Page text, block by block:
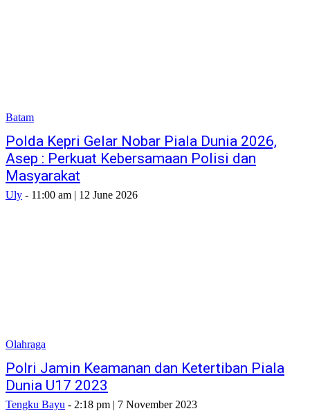
Batam
Polda Kepri Gelar Nobar Piala Dunia 2026,
Asep : Perkuat Kebersamaan Polisi dan
Masyarakat
Uly - 11:00 am | 12 June 2026
Olahraga
Polri Jamin Keamanan dan Ketertiban Piala
Dunia U17 2023
Tengku Bayu - 2:18 pm | 7 November 2023